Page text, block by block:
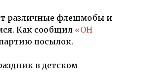
различные флешмобы и
Как сообщил «ОН
посылок.
в детском